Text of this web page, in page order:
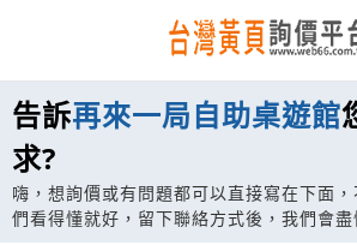
告訴再來一局自助桌遊館
求?
嗨，想詢價或有問題都可以直接寫在下面
們看得懂就好，留下聯絡方式後，我們會